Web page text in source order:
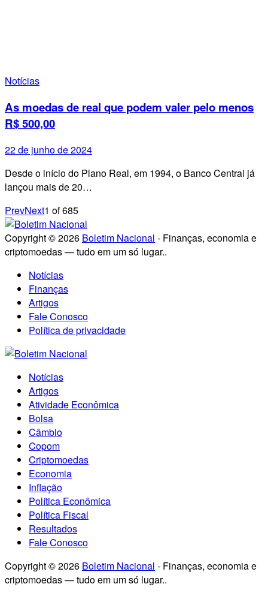
Notícias
As moedas de real que podem valer pelo menos
R$ 500,00
22 de junho de 2024
Desde o início do Plano Real, em 1994, o Banco Central já
lançou mais de 20…
PrevNext1 of685
Copyright © 2026 Boletim Nacional - Finanças, economia e
criptomoedas — tudo em um só lugar..
Notícias
Finanças
Artigos
Fale Conosco
Política de privacidade
Notícias
Artigos
Atividade Econômica
Bolsa
Câmbio
Copom
Criptomoedas
Economia
Inflação
Política Econômica
Política Fiscal
Resultados
Fale Conosco
Copyright © 2026 Boletim Nacional - Finanças, economia e
criptomoedas — tudo em um só lugar..